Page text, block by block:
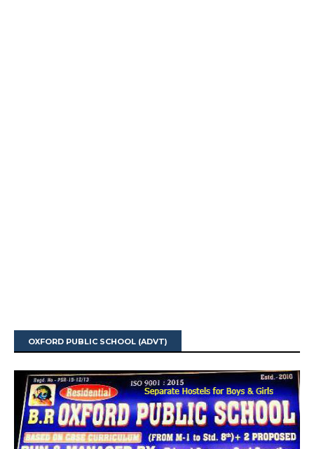
OXFORD PUBLIC SCHOOL (ADVT)